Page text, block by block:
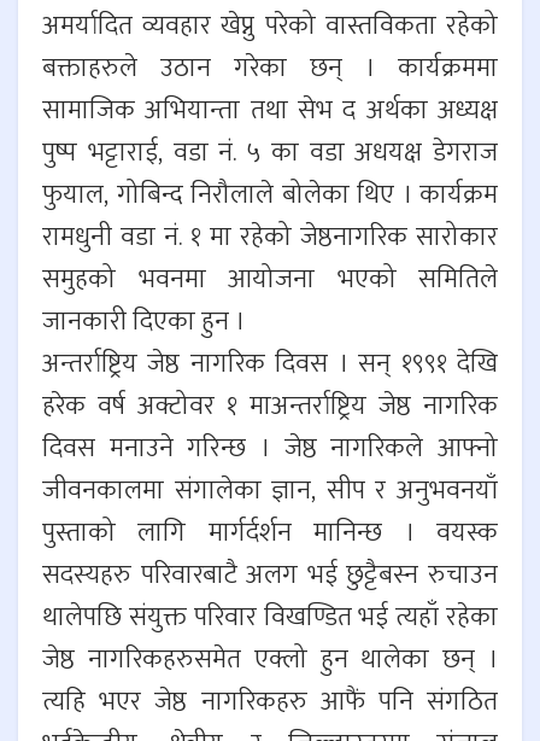
अमर्यादित व्यवहार खेप्नु परेको वास्तविकता रहेको
बक्ताहरुले उठान गरेका छन् । कार्यक्रममा
सामाजिक अभियान्ता तथा सेभ द अर्थका अध्यक्ष
पुष्प भट्टाराई, वडा नं. ५ का वडा अधयक्ष डेगराज
फुयाल, गोबिन्द निरौलाले बोलेका थिए । कार्यक्रम
रामधुनी वडा नं. १ मा रहेको जेष्ठनागरिक सारोकार
समुहको भवनमा आयोजना भएको समितिले
जानकारी दिएका हुन ।
अन्तर्राष्ट्रिय जेष्ठ नागरिक दिवस । सन् १९९१ देखि
हरेक वर्ष अक्टोवर १ माअन्तर्राष्ट्रिय जेष्ठ नागरिक
दिवस मनाउने गरिन्छ । जेष्ठ नागरिकले आफ्नो
जीवनकालमा संगालेका ज्ञान, सीप र अनुभवनयाँ
पुस्ताको लागि मार्गर्दर्शन मानिन्छ । वयस्क
सदस्यहरु परिवारबाटै अलग भई छुट्टैबस्न रुचाउन
थालेपछि संयुक्त परिवार विखण्डित भई त्यहाँ रहेका
जेष्ठ नागरिकहरुसमेत एक्लो हुन थालेका छन् ।
त्यहि भएर जेष्ठ नागरिकहरु आफैं पनि संगठित